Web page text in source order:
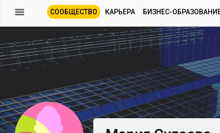
СООБЩЕСТВО КАРЬЕРА БИЗНЕС-